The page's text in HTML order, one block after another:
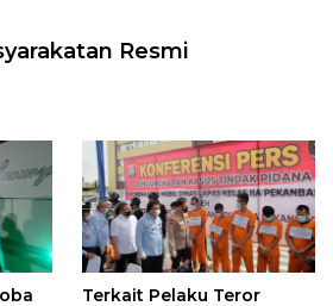
Resmi
Terkait Pelaku Teror